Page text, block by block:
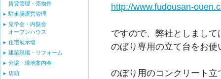
http://www.fudousan-
ですので、弊社としまし
のぼり専用の立て台をお
のぼり用のコンクリート
賃貸管理・売物件
駐車場運営管理
見学会・内覧会
オープンハウス
住宅展示場
建築現場・リフォーム
分譲・現地案内会
店頭